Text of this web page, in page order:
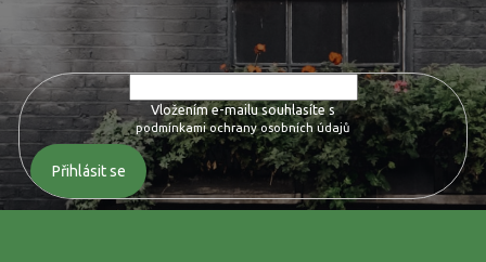
Vložte svůj e-mail a my vám budeme zasílat informace o nových
produktech na našem e-shopu.
Vložením e-mailu souhlasíte s
podmínkami ochrany osobních údajů
Přihlásit se